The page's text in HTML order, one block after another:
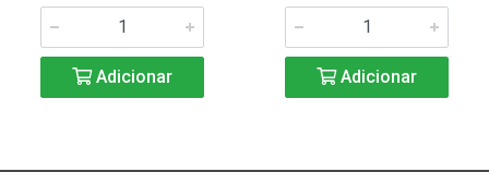
Adicionar Adicionar